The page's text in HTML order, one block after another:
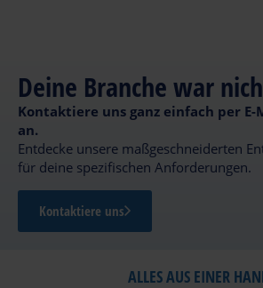
Deine Branche war
Kontaktiere uns ganz einfach per
an.
Entdecke unsere maßgeschneiderten
für deine spezifischen Anforderungen.
Kontaktiere uns
ALLES AUS EINER